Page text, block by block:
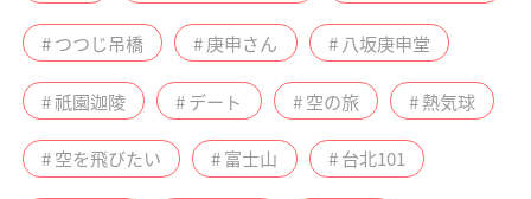
# つつじ吊橋 # 庚申さん # 八坂庚申堂
# 祇園迦陵 # デート # 空の旅 # 熱気球
# 空を飛びたい # 富士山 # 台北101